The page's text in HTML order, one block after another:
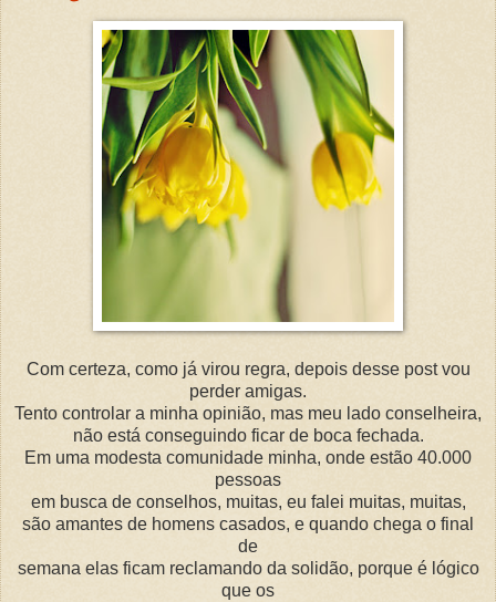
Com certeza, como já virou regra, depois desse post vou
perder amigas.
Tento controlar a minha opinião, mas meu lado conselheira,
não está conseguindo ficar de boca fechada.
Em uma modesta comunidade minha, onde estão 40.000
pessoas
em busca de conselhos, muitas, eu falei muitas, muitas,
são amantes de homens casados, e quando chega o final
de
semana elas ficam reclamando da solidão, porque é lógico
que os